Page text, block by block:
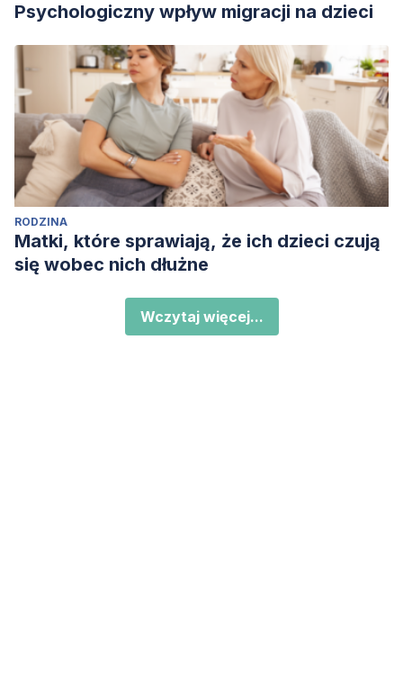
Psychologiczny wpływ migracji na dzieci
RODZINA
Matki, które sprawiają, że ich dzieci czują
się wobec nich dłużne
Wczytaj więcej...